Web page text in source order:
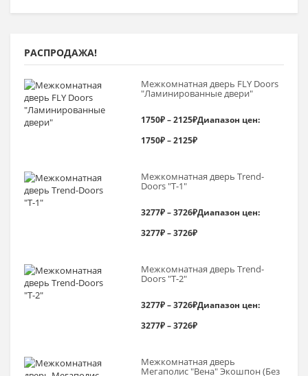
РАСПРОДАЖА!
Межкомнатная дверь FLY Doors
"Ламинированные двери"
1750₽–2125₽Диапазон цен:
1750₽ – 2125₽
Межкомнатная дверь Trend-
Doоrs "Т-1"
3277₽–3726₽Диапазон цен:
3277₽ – 3726₽
Межкомнатная дверь Trend-
Doоrs "Т-2"
3277₽–3726₽Диапазон цен:
3277₽ – 3726₽
Межкомнатная дверь
Мегаполис "Вена" Экошпон (Без